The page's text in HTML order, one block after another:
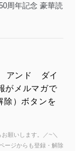
周年記念 豪華読
アンド ダイ
メルマガで
除）ボタンを
願いします。／~＼
ージからも登録・解除